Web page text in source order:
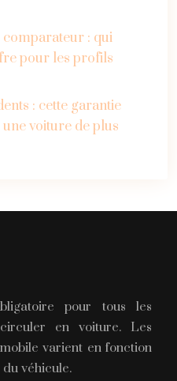
: qui
pour les profils
: cette garantie
voiture de plus
pour tous les
en voiture. Les
varient en fonction
véhicule.